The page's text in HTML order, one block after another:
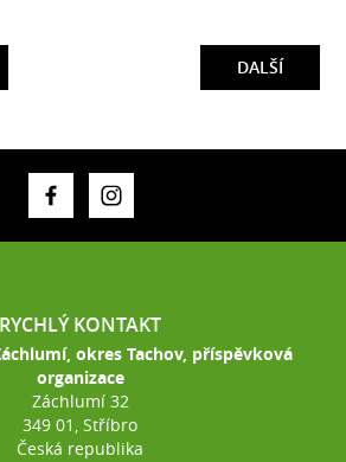
DALŠÍ
RYCHLÝ KONTAKT
okres Tachov, příspěvková
organizace
Záchlumí 32
349 01, Stříbro
Česká republika